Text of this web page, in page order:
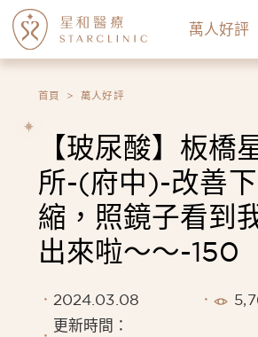
萬人好評
首頁 萬人好評
【玻尿酸】板橋
所-(府中)-改善
縮，照鏡子看到
出來啦～～-150
2024.03.08
更新時間：